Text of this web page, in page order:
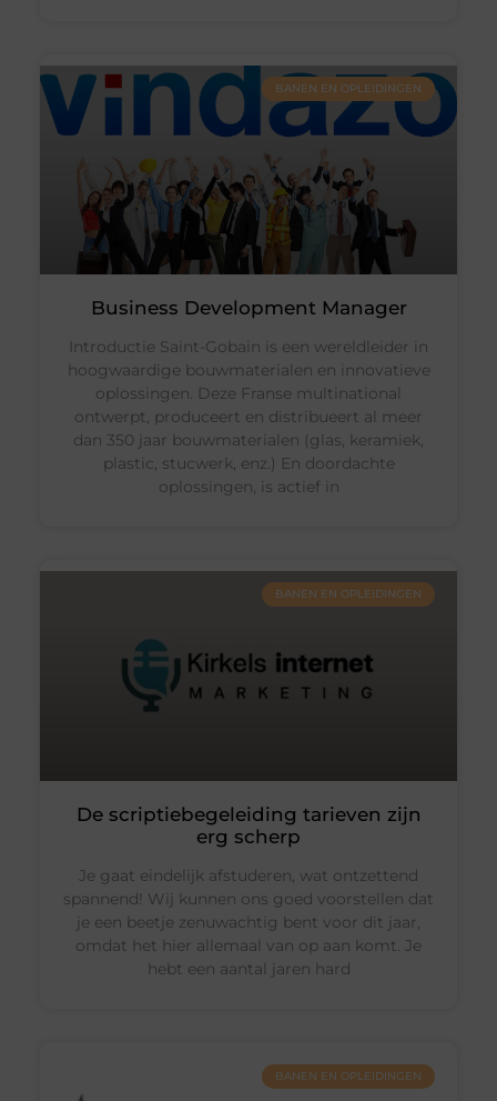
BANEN EN OPLEIDINGEN
Business Development Manager
Introductie Saint-Gobain is een wereldleider in
hoogwaardige bouwmaterialen en innovatieve
oplossingen. Deze Franse multinational
ontwerpt, produceert en distribueert al meer
dan 350 jaar bouwmaterialen (glas, keramiek,
plastic, stucwerk, enz.) En doordachte
oplossingen, is actief in
BANEN EN OPLEIDINGEN
De scriptiebegeleiding tarieven zijn
erg scherp
Je gaat eindelijk afstuderen, wat ontzettend
spannend! Wij kunnen ons goed voorstellen dat
je een beetje zenuwachtig bent voor dit jaar,
omdat het hier allemaal van op aan komt. Je
hebt een aantal jaren hard
BANEN EN OPLEIDINGEN